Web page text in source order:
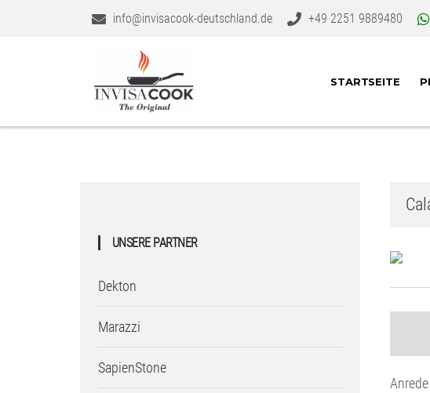
info@invisacook-deutschland.de +49 2251 9889480
STARTSEITE
UNSERE PARTNER
Dekton
Marazzi
SapienStone